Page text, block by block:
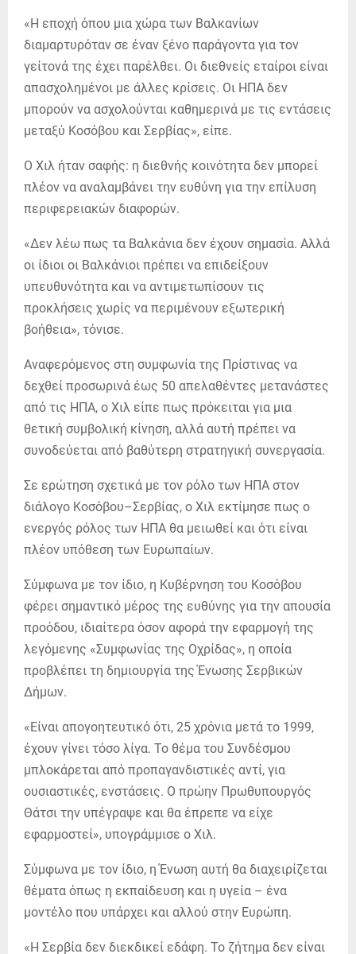
«Η εποχή όπου μια χώρα των Βαλκανίων
διαμαρτυρόταν σε έναν ξένο παράγοντα για τον
γείτονά της έχει παρέλθει. Οι διεθνείς εταίροι είναι
απασχολημένοι με άλλες κρίσεις. Οι ΗΠΑ δεν
μπορούν να ασχολούνται καθημερινά με τις εντάσεις
μεταξύ Κοσόβου και Σερβίας», είπε.
Ο Χιλ ήταν σαφής: η διεθνής κοινότητα δεν μπορεί
πλέον να αναλαμβάνει την ευθύνη για την επίλυση
περιφερειακών διαφορών.
«Δεν λέω πως τα Βαλκάνια δεν έχουν σημασία. Αλλά
οι ίδιοι οι Βαλκάνιοι πρέπει να επιδείξουν
υπευθυνότητα και να αντιμετωπίσουν τις
προκλήσεις χωρίς να περιμένουν εξωτερική
βοήθεια», τόνισε.
Αναφερόμενος στη συμφωνία της Πρίστινας να
δεχθεί προσωρινά έως 50 απελαθέντες μετανάστες
από τις ΗΠΑ, ο Χιλ είπε πως πρόκειται για μια
θετική συμβολική κίνηση, αλλά αυτή πρέπει να
συνοδεύεται από βαθύτερη στρατηγική συνεργασία.
Σε ερώτηση σχετικά με τον ρόλο των ΗΠΑ στον
διάλογο Κοσόβου–Σερβίας, ο Χιλ εκτίμησε πως ο
ενεργός ρόλος των ΗΠΑ θα μειωθεί και ότι είναι
πλέον υπόθεση των Ευρωπαίων.
Σύμφωνα με τον ίδιο, η Κυβέρνηση του Κοσόβου
φέρει σημαντικό μέρος της ευθύνης για την απουσία
προόδου, ιδιαίτερα όσον αφορά την εφαρμογή της
λεγόμενης «Συμφωνίας της Οχρίδας», η οποία
προβλέπει τη δημιουργία της Ένωσης Σερβικών
Δήμων.
«Είναι απογοητευτικό ότι, 25 χρόνια μετά το 1999,
έχουν γίνει τόσο λίγα. Το θέμα του Συνδέσμου
μπλοκάρεται από προπαγανδιστικές αντί, για
ουσιαστικές, ενστάσεις. Ο πρώην Πρωθυπουργός
Θάτσι την υπέγραψε και θα έπρεπε να είχε
εφαρμοστεί», υπογράμμισε ο Χιλ.
Σύμφωνα με τον ίδιο, η Ένωση αυτή θα διαχειρίζεται
θέματα όπως η εκπαίδευση και η υγεία – ένα
μοντέλο που υπάρχει και αλλού στην Ευρώπη.
«Η Σερβία δεν διεκδικεί εδάφη. Το ζήτημα δεν είναι